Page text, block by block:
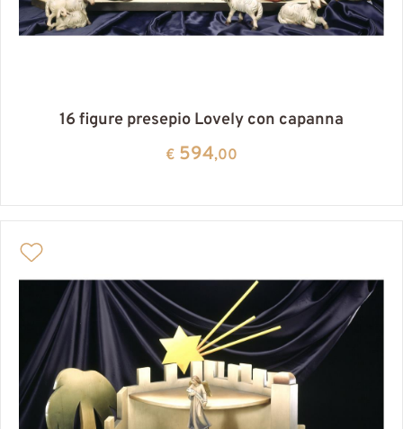
16 figure presepio Lovely con capanna
€ 594,00